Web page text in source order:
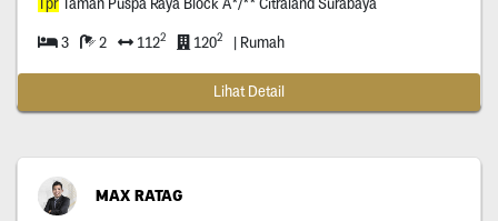
3 2 1122 1202 | Rumah
Lihat Detail
MAX RATAG